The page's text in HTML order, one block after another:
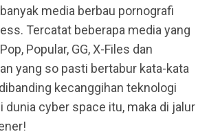
media berbau pornografi
Tercatat beberapa media yang
Popular, GG, X-Files dan
yang so pasti bertabur kata-kata
kecanggihan teknologi
dunia cyber space itu, maka di jalur